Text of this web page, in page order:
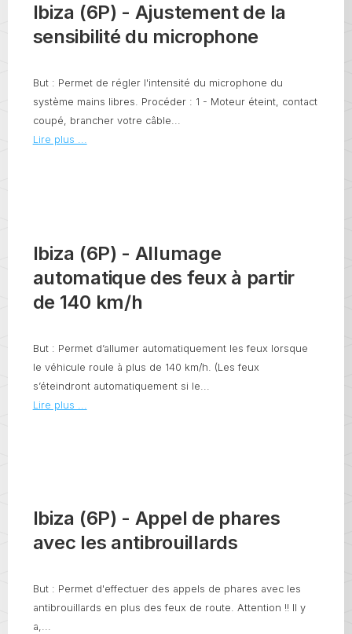
Ibiza (6P) - Ajustement de la
sensibilité du microphone
But : Permet de régler l'intensité du microphone du
système mains libres. Procéder : 1 - Moteur éteint, contact
coupé, brancher votre câble...
Lire plus ...
Ibiza (6P) - Allumage
automatique des feux à partir
de 140 km/h
But : Permet d’allumer automatiquement les feux lorsque
le véhicule roule à plus de 140 km/h. (Les feux
s’éteindront automatiquement si le...
Lire plus ...
Ibiza (6P) - Appel de phares
avec les antibrouillards
But : Permet d'effectuer des appels de phares avec les
antibrouillards en plus des feux de route. Attention !! Il y
a,...